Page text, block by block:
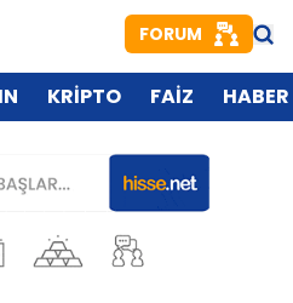
FORUM
KRİPTO FAİZ HABER